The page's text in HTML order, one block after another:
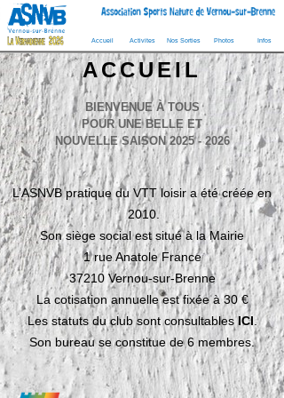
BIENVENUE À TOUS
POUR UNE BELLE ET
NOUVELLE SAISON 2025 -2026
L’ASNVB pratique du VTT loisir a été créée en
2010.
Son siège social est situé à la Mairie
1 rue Anatole France
37210 Vernou-sur-Brenne
La cotisation annuelle est fixée à 30 €
Les statuts du club sont consultablesICI.
Son bureau se constitue de 6 membres.
ACCUEIL
Accueil Activites Nos Sorties Photos Infos